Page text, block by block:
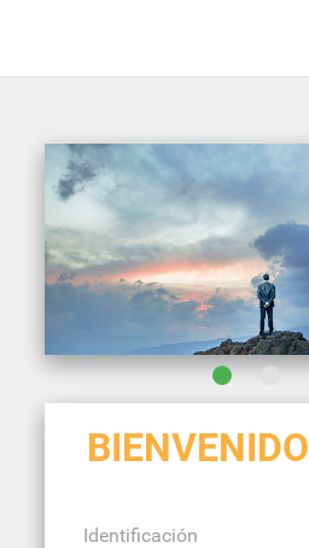
BIENVENIDO
Identificación